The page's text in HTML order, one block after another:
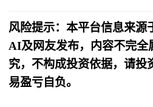
风险提示：本平台信息来源
AI及网友发布，内容不完全
究，不构成投资依据，请投
易盈亏自负。